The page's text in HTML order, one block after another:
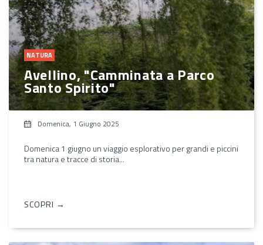
NATURA
Avellino, "Camminata a Parco
Santo Spirito"
Domenica, 1 Giugno 2025
Domenica 1 giugno un viaggio esplorativo per grandi e piccini
tra natura e tracce di storia...
SCOPRI →